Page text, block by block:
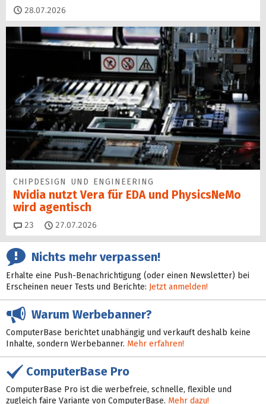
28.07.2026
CHIPDESIGN UND ENGINEERING
Nvidia nutzt Vera für EDA und PhysicsNeMo
wird agentisch
23 Kommentare
27.07.2026
Nichts mehr verpassen!
Erhalte eine Push-Benachrichtigung (oder einen Newsletter) bei
Erscheinen neuer Tests und Berichte: Jetzt anmelden!
Warum Werbebanner?
ComputerBase berichtet unabhängig und verkauft deshalb keine
Inhalte, sondern Werbebanner. Mehr erfahren!
ComputerBase Pro
ComputerBase Pro ist die werbefreie, schnelle, flexible und
zugleich faire Variante von ComputerBase. Mehr dazu!